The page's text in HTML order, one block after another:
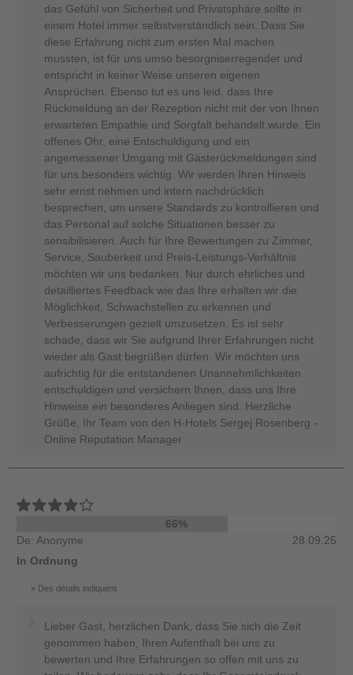
das Gefühl von Sicherheit und Privatsphäre sollte in
einem Hotel immer selbstverständlich sein. Dass Sie
diese Erfahrung nicht zum ersten Mal machen
mussten, ist für uns umso besorgniserregender und
entspricht in keiner Weise unseren eigenen
Ansprüchen. Ebenso tut es uns leid, dass Ihre
Rückmeldung an der Rezeption nicht mit der von Ihnen
erwarteten Empathie und Sorgfalt behandelt wurde. Ein
offenes Ohr, eine Entschuldigung und ein
angemessener Umgang mit Gästerückmeldungen sind
für uns besonders wichtig. Wir werden Ihren Hinweis
sehr ernst nehmen und intern nachdrücklich
besprechen, um unsere Standards zu kontrollieren und
das Personal auf solche Situationen besser zu
sensibilisieren. Auch für Ihre Bewertungen zu Zimmer,
Service, Sauberkeit und Preis-Leistungs-Verhältnis
möchten wir uns bedanken. Nur durch ehrliches und
detailliertes Feedback wie das Ihre erhalten wir die
Möglichkeit, Schwachstellen zu erkennen und
Verbesserungen gezielt umzusetzen. Es ist sehr
schade, dass wir Sie aufgrund Ihrer Erfahrungen nicht
wieder als Gast begrüßen dürfen. Wir möchten uns
aufrichtig für die entstandenen Unannehmlichkeiten
entschuldigen und versichern Ihnen, dass uns Ihre
Hinweise ein besonderes Anliegen sind. Herzliche
Grüße, Ihr Team von den H-Hotels Sergej Rosenberg -
Online Reputation Manager
66%
De: Anonyme
28.09.25
In Ordnung
Des détails indiquent
Lieber Gast, herzlichen Dank, dass Sie sich die Zeit
genommen haben, Ihren Aufenthalt bei uns zu
bewerten und Ihre Erfahrungen so offen mit uns zu